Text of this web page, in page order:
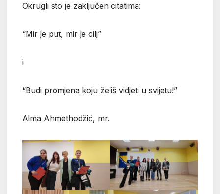
Okrugli sto je zaključen citatima:
“Mir je put, mir je cilj”
i
“Budi promjena koju želiš vidjeti u svijetu!”
Alma Ahmethodžić, mr.